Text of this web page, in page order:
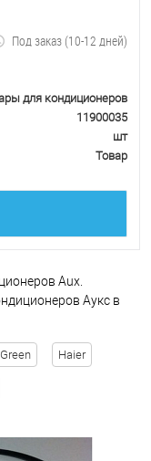
Green Haier
Под заказ (10-12 дней)
для кондиционеров
11900035
шт
Товар
Aux.
Аукс в